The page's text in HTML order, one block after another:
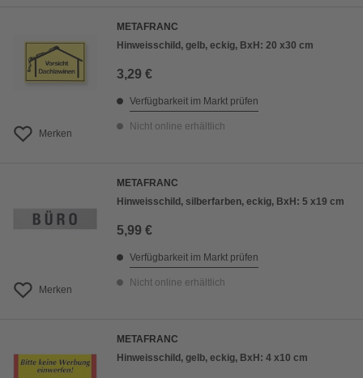
Merken
METAFRANC
Hinweisschild, gelb, eckig, BxH: 20 x30 cm
3,29 €
Verfügbarkeit im Markt prüfen
Nicht online erhältlich
Merken
METAFRANC
Hinweisschild, silberfarben, eckig, BxH: 5 x19 cm
5,99 €
Verfügbarkeit im Markt prüfen
Nicht online erhältlich
METAFRANC
Hinweisschild, gelb, eckig, BxH: 4 x10 cm